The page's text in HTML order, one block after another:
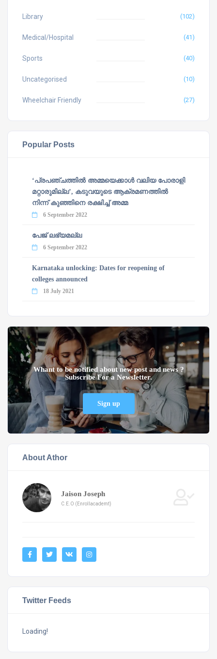
Library (102)
Medical/Hospital (41)
Sports (40)
Uncategorised (10)
Wheelchair Friendly (27)
Popular Posts
‘പ്രപഞ്ചത്തില്‍ അമ്മയെക്കാള്‍ വലിയ പോരാളി
മറ്റാരുമില്ല’, കടുവയുടെ ആക്രമണത്തില്‍
നിന്ന് കുഞ്ഞിനെ രക്ഷിച്ച് അമ്മ
6 September 2022
പേജ് ലഭ്യമല്ല
6 September 2022
Karnataka unlocking: Dates for reopening of
colleges announced
18 July 2021
Whant to be notified about new post and news ?
Subscribe For a Newsletter.
Sign up
About Athor
Jaison Joseph
C.E.O (Enrollacademt)
Twitter Feeds
Loading!